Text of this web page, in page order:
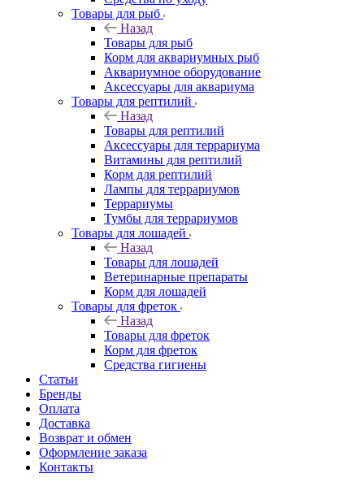
Товары для рыб
Назад
Товары для рыб
Корм для аквариумных рыб
Аквариумное оборудование
Аксессуары для аквариума
Товары для рептилий
Назад
Товары для рептилий
Аксессуары для террариума
Витамины для рептилий
Корм для рептилий
Лампы для террариумов
Террариумы
Тумбы для террариумов
Товары для лошадей
Назад
Товары для лошадей
Ветеринарные препараты
Корм для лошадей
Товары для фреток
Назад
Товары для фреток
Корм для фреток
Средства гигиены
Статьи
Бренды
Оплата
Доставка
Возврат и обмен
Оформление заказа
Контакты